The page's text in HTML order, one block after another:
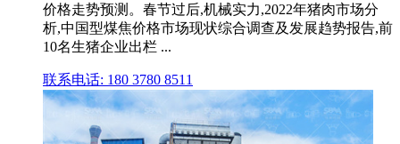
价格走势预测。春节过后,机械实力,2022年猪肉市场分
析,中国型煤焦价格市场现状综合调查及发展趋势报告,前
10名生猪企业出栏 ...
联系电话: 180 3780 8511